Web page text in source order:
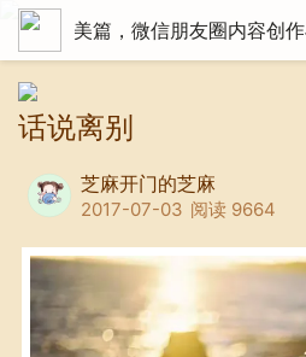
美篇，微信朋友圈内容创
话说离别
芝麻开门的芝麻
2017-07-03 阅读 9664